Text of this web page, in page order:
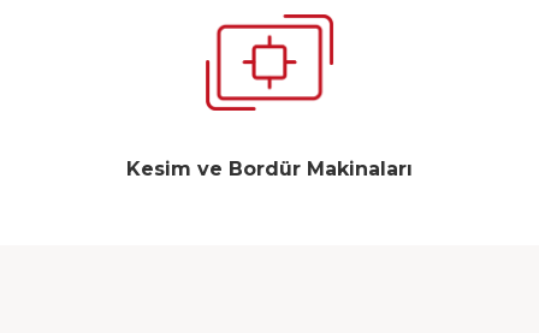
Kesim ve Bordür Makinaları